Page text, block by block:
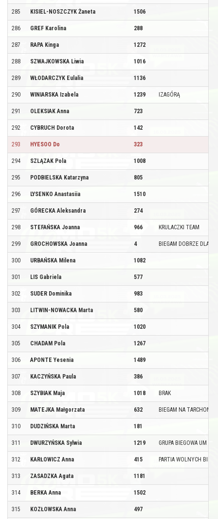
285 KISIEL-NOSZCZYK Żaneta 1506
286 GREF Karolina 288
287 RAPA Kinga 1272
288 SZWAJKOWSKA Liwia 1016
289 WŁODARCZYK Eulalia 1136
290 WINIARSKA Izabela 1239 IZAGÓRĄ
291 OLEKSIAK Anna 723
292 CYBRUCH Dorota 142
293 HYESOO Do 323
294 SZLĄZAK Pola 1008
295 PODBIELSKA Katarzyna 805
296 LYSENKO Anastasiia 1510
297 GÓRECKA Aleksandra 274
298 STEFAŃSKA Joanna 966 KRULACZKI TEAM
299 GROCHOWSKA Joanna 4 BIEGAM DOBRZE DLA
300 URBAŃSKA Milena 1082
301 LIS Gabriela 577
302 SUDER Dominika 983
303 LITWIN-NOWACKA Marta 580
304 SZYMANIK Pola 1020
305 CHADAM Pola 1267
306 APONTE Yesenia 1489
307 KACZYŃSKA Paula 386
308 SZYBIAK Maja 1018 BRAK
309 MATEJKA Małgorzata 632 BIEGAM NA
310 DUDZIŃSKA Marta 181
311 DWURZYŃSKA Sylwia 1219 GRUPA BIEGOWA UM W-
312 KARŁOWICZ Anna 415 PARTIA WOLNYCH
313 ZASADZKA Agata 1181
314 BERKA Anna 1502
315 KOZŁOWSKA Anna 497